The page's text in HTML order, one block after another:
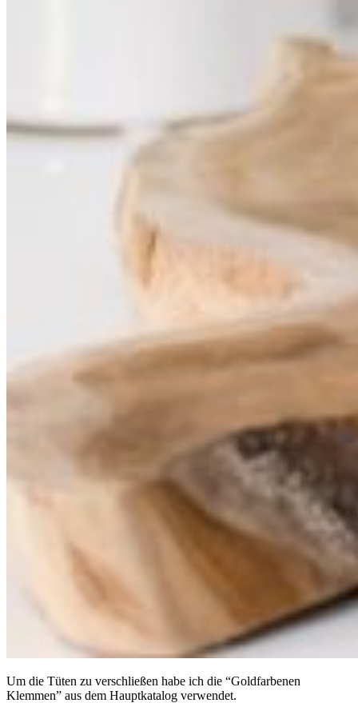
Um die Tüten zu verschließen habe ich die “Goldfarbenen
Klemmen” aus dem Hauptkatalog verwendet.